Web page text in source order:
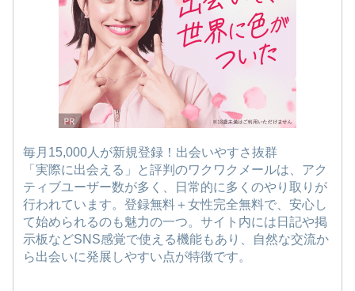
毎月15,000人が新規登録！出会いやすさ抜群
「実際に出会える」と評判のワクワクメールは、アク
ティブユーザー数が多く、日常的に多くのやり取りが
行われています。登録無料＋女性完全無料で、安心し
て始められるのも魅力の一つ。サイト内には日記や掲
示板などSNS感覚で使える機能もあり、自然な交流か
ら出会いに発展しやすい点が特徴です。